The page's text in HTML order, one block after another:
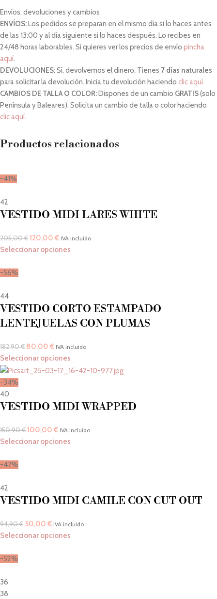
Envíos, devoluciones y cambios
ENVÍOS:Los pedidos se preparan en el mismo día si lo haces antes
de las 13:00 y al día siguiente si lo haces después. Lo recibes en
24/48 horas laborables. Si quieres ver los precios de envío pincha
aquí.
DEVOLUCIONES:Sí, devolvemos el dinero. Tienes 7 días naturales
para solicitar la devolución. Inicia tu devolución haciendo clic aquí.
CAMBIOS DE TALLA O COLOR:Dispones de un cambio GRATIS(solo
Península y Baleares). Solicita un cambio de talla o color haciendo
clic aquí.
Productos relacionados
-41%
42
VESTIDO MIDI LARES WHITE
205,00€120,00 € IVA incluido
Seleccionar opciones
-56%
44
VESTIDO CORTO ESTAMPADO
LENTEJUELAS CON PLUMAS
182,90€ 80,00 € IVA incluido
Seleccionar opciones
-34%
40
VESTIDO MIDI WRAPPED
150,90€100,00 € IVA incluido
Seleccionar opciones
-47%
42
VESTIDO MIDI CAMILE CON CUT OUT
94,90€ 50,00 € IVA incluido
Seleccionar opciones
-52%
36
38